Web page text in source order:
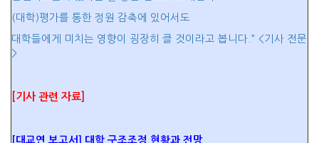
(대학)평가를 통한 정원 감축에 있어서도
대학들에게 미치는 영향이 굉장히 클 것이라고 봅니다." <기사 전문
>
[기사 관련 자료]
[대교연 보고서] 대학 구조조정 현황과 전망